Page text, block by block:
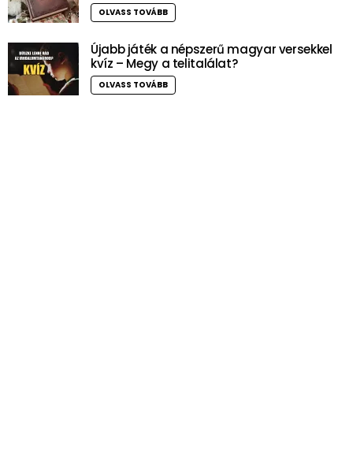
OLVASS TOVÁBB
Újabb játék a népszerű magyar versekkel
kvíz – Megy a telitalálat?
OLVASS TOVÁBB